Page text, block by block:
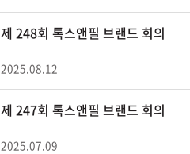
제 248회 톡스앤필 브랜드 회의
2025.08.12
제 247회 톡스앤필 브랜드 회의
2025.07.09